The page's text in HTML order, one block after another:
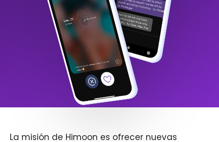
La misión de Himoon es ofrecer nuevas